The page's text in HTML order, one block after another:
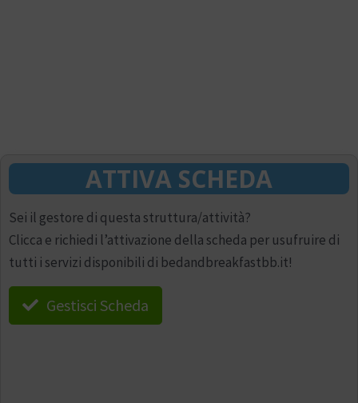
ATTIVA SCHEDA
Sei il gestore di questa struttura/attività?
Clicca e richiedi l’attivazione della scheda per usufruire di
tutti i servizi disponibili di bedandbreakfastbb.it!
Gestisci Scheda